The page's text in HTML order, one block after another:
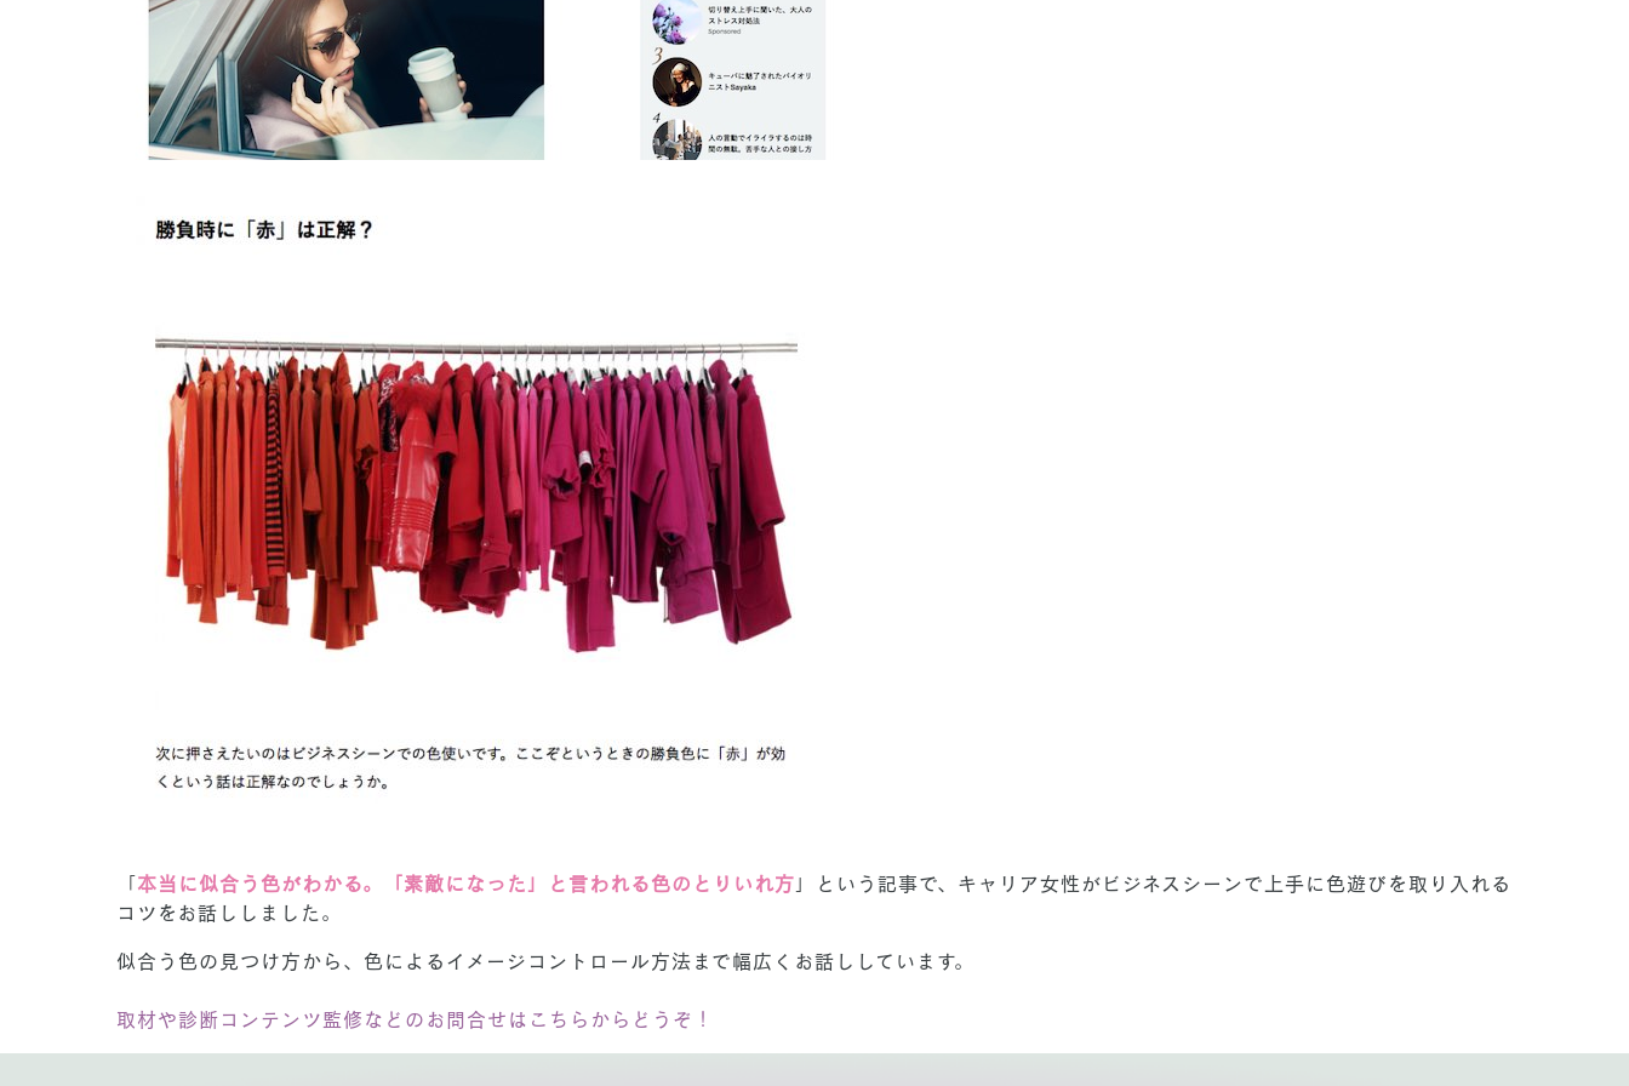
本当に似合う色がわかる。「素敵になった」と言われる色のとりいれ方 」という記事で、キャリア女性がビジネスシーンで上手に色遊びを取り入れる
コツをお話ししました。
似合う色の見つけ方から、色によるイメージコントロール方法まで幅広くお話ししています。
取材や診断コンテンツ監修などのお問合せはこちらからどうぞ！